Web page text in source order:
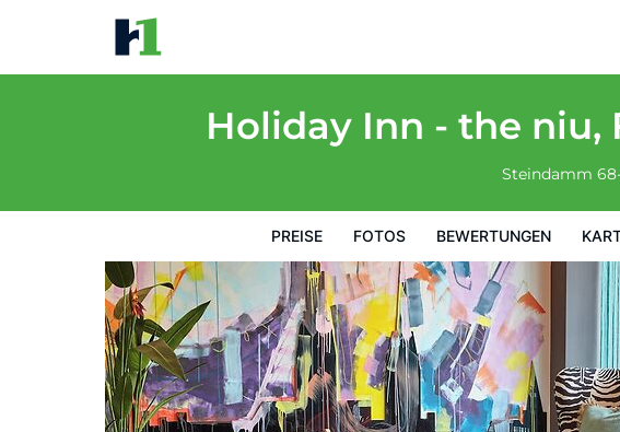
Holiday Inn - the niu,
Steindamm
PREISE FOTOS BEWERTUNGEN
Holiday Inn - the niu, Fusion Hamburg St. Georg by IHG
Preise